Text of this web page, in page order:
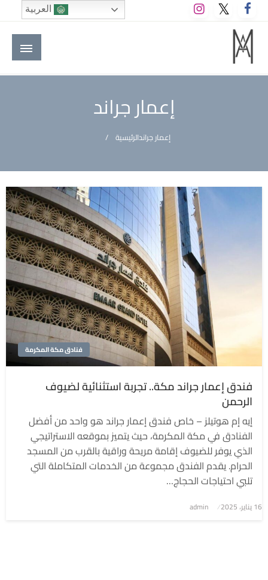
التخطي
إلى
المحتوى
M A hotels | إم ايه هوتيلز
الموقع الأول للعاملين في الفنادق في العالم العربي
إعمار جراند
الرئيسيةإعمار جراند
فنادق مكة المكرمة
فندق إعمار جراند مكة.. تجربة استثنائية لضيوف
الرحمن
إيه إم هوتيلز – خاص فندق إعمار جراند هو واحد من أفضل
الفنادق في مكة المكرمة، حيث يتميز بموقعه الاستراتيجي
الذي يوفر للضيوف إقامة مريحة وراقية بالقرب من المسجد
الحرام. يقدم الفندق مجموعة من الخدمات المتكاملة التي
تلبي احتياجات الحجاج…
نُشر
16 يناير، 2025 admin
العربية